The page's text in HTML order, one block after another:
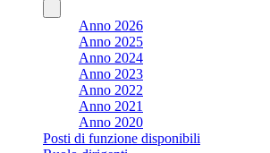
Anno 2026
Anno 2025
Anno 2024
Anno 2023
Anno 2022
Anno 2021
Anno 2020
Posti di funzione disponibili